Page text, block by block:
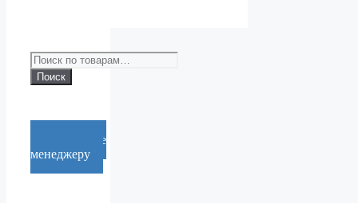
Искать:
Поиск
Cообщение
менеджеру